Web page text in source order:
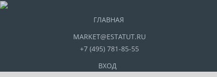
ГЛАВНАЯ
MARKET@ESTATUT.RU
+7 (495) 781-85-55
ВХОД